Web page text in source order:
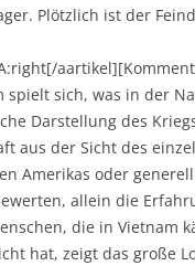
Plötzlich ist der
spielt sich, was in der
Darstellung des
aus der Sicht des
Amerikas oder
allein die
die in Vietnam
hat, zeigt das große